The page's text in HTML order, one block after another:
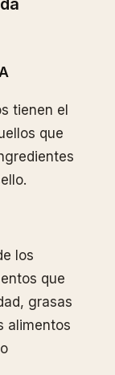
tienen el
que
los
que
grasas
alimentos